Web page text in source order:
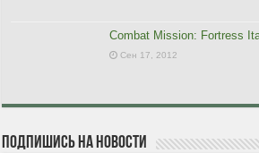
Combat Mission: Fortress
Сен 17, 2012
Подпишись на новости